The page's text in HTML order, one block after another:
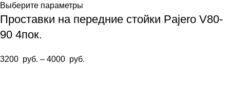
Выберите параметры
Проставки на передние стойки Pajero V80-
90 4пок.
3200 руб. – 4000 руб.